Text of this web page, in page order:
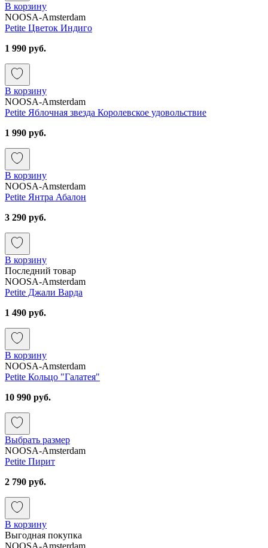
В корзину
NOOSA-Amsterdam
Petite Цветок Индиго
1 990 руб.
В корзину
NOOSA-Amsterdam
Petite Яблочная звезда Королевское удовольствие
1 990 руб.
В корзину
NOOSA-Amsterdam
Petite Янтра Абалон
3 290 руб.
В корзину
Последний товар
NOOSA-Amsterdam
Petite Джали Варда
1 490 руб.
В корзину
NOOSA-Amsterdam
Petite Кольцо "Галатея"
10 990 руб.
Выбрать размер
NOOSA-Amsterdam
Petite Пирит
2 790 руб.
В корзину
Выгодная покупка
NOOSA-Amsterdam